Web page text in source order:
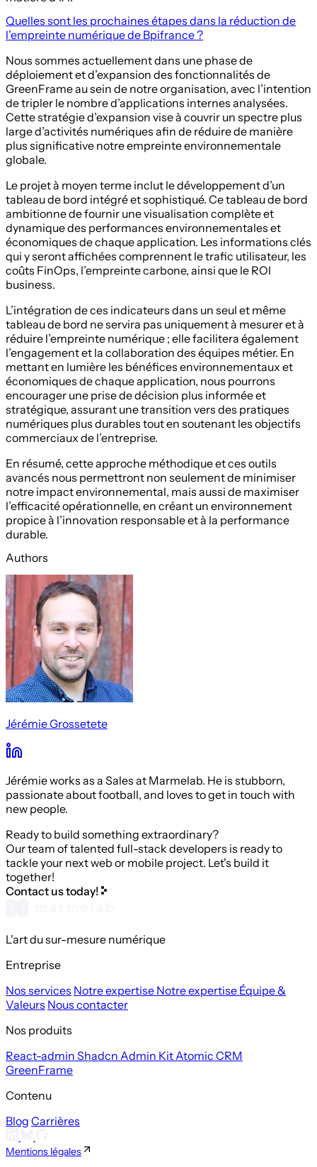
Quelles sont les prochaines étapes dans la réduction de
l’empreinte numérique de Bpifrance ?
Nous sommes actuellement dans une phase de
déploiement et d’expansion des fonctionnalités de
GreenFrame au sein de notre organisation, avec l’intention
de tripler le nombre d’applications internes analysées.
Cette stratégie d’expansion vise à couvrir un spectre plus
large d’activités numériques afin de réduire de manière
plus significative notre empreinte environnementale
globale.
Le projet à moyen terme inclut le développement d’un
tableau de bord intégré et sophistiqué. Ce tableau de bord
ambitionne de fournir une visualisation complète et
dynamique des performances environnementales et
économiques de chaque application. Les informations clés
qui y seront affichées comprennent le trafic utilisateur, les
coûts FinOps, l’empreinte carbone, ainsi que le ROI
business.
L’intégration de ces indicateurs dans un seul et même
tableau de bord ne servira pas uniquement à mesurer et à
réduire l’empreinte numérique ; elle facilitera également
l’engagement et la collaboration des équipes métier. En
mettant en lumière les bénéfices environnementaux et
économiques de chaque application, nous pourrons
encourager une prise de décision plus informée et
stratégique, assurant une transition vers des pratiques
numériques plus durables tout en soutenant les objectifs
commerciaux de l’entreprise.
En résumé, cette approche méthodique et ces outils
avancés nous permettront non seulement de minimiser
notre impact environnemental, mais aussi de maximiser
l’efficacité opérationnelle, en créant un environnement
propice à l’innovation responsable et à la performance
durable.
Authors
Jérémie Grossetete
Jérémie works as a Sales at Marmelab. He is stubborn,
passionate about football, and loves to get in touch with
new people.
Ready to build something extraordinary?
Our team of talented full-stack developers is ready to
tackle your next web or mobile project. Let's build it
together!
Contact us today!
L'art du sur-mesure numérique
Entreprise
Nos services Notre expertise Notre expertise Équipe &
Valeurs Nous contacter
Nos produits
React-admin Shadcn Admin Kit Atomic CRM
GreenFrame
Contenu
Blog Carrières
Mentions légales